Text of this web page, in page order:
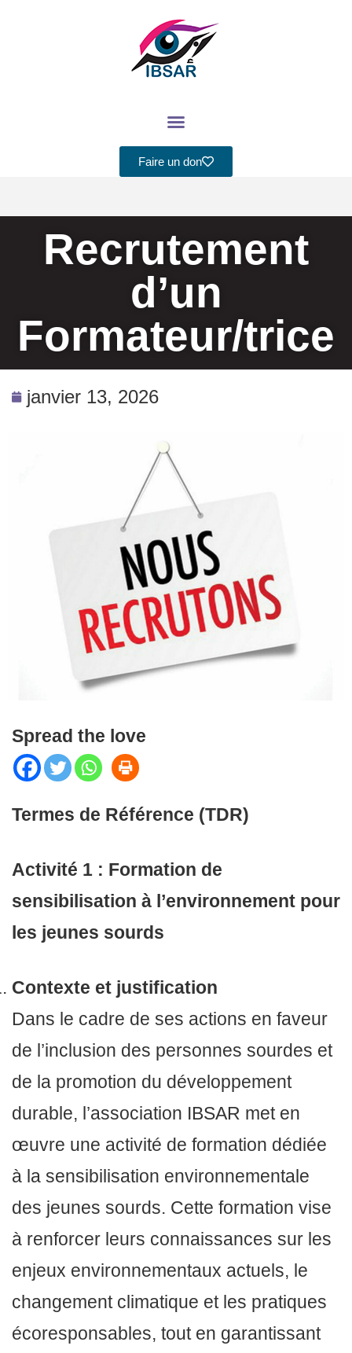
Faire un don
Recrutement
d’un
Formateur/trice
janvier 13, 2026
Spread the love
Termes de Référence (TDR)
Activité 1 : Formation de
sensibilisation à l’environnement pour
les jeunes sourds
Contexte et justification
Dans le cadre de ses actions en faveur
de l’inclusion des personnes sourdes et
de la promotion du développement
durable, l’association IBSAR met en
œuvre une activité de formation dédiée
à la sensibilisation environnementale
des jeunes sourds. Cette formation vise
à renforcer leurs connaissances sur les
enjeux environnementaux actuels, le
changement climatique et les pratiques
écoresponsables, tout en garantissant